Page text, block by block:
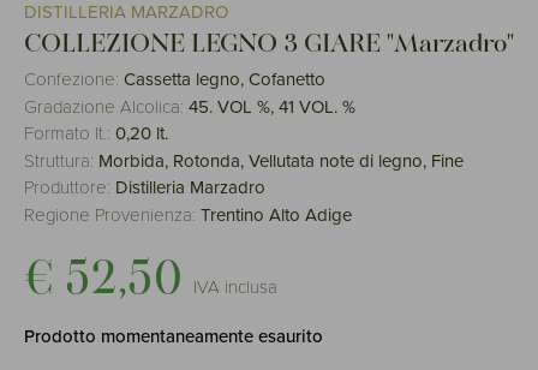
DISTILLERIA MARZADRO
COLLEZIONE LEGNO 3 GIARE "Marzadro"
Confezione: Cassetta legno, Cofanetto
Gradazione Alcolica: 45. VOL %, 41 VOL. %
Formato lt.: 0,20 lt.
Struttura: Morbida, Rotonda, Vellutata note di legno, Fine
Produttore: Distilleria Marzadro
Regione Provenienza: Trentino Alto Adige
€ 52,50 IVA inclusa
Prodotto momentaneamente esaurito